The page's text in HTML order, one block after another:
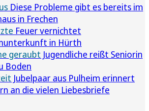
Diese Probleme gibt es bereits im
in Frechen
Feuer vernichtet
in Hürth
geraubt Jugendliche reißt Seniorin
Boden
Jubelpaar aus Pulheim erinnert
an die vielen Liebesbriefe